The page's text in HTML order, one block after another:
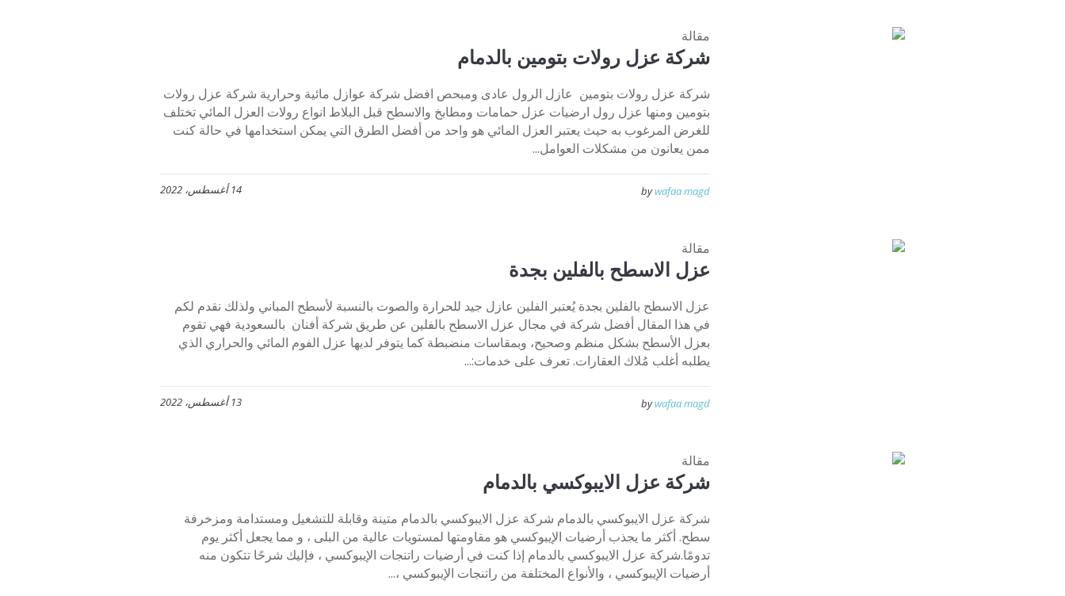
مقالة
شركة عزل رولات بتومين بالدمام
شركة عزل رولات بتومين عازل الرول عادى ومبحص افضل شركة عوازل مائية وحرارية شركة عزل رولات
بتومين ومنها عزل رول ارضيات عزل حمامات ومطابخ والاسطح قبل البلاط انواع رولات العزل المائي تختلف
للغرض المرغوب به حيث يعتبر العزل المائي هو واحد من أفضل الطرق التي يمكن استخدامها في حالة كنت
ممن يعانون من مشكلات العوامل...
14 أغسطس، 2022 bywafaa magd
مقالة
عزل الاسطح بالفلين بجدة
عزل الاسطح بالفلين بجدة يُعتبر الفلين عازل جيد للحرارة والصوت بالنسبة لأسطح المباني ولذلك نقدم لكم
في هذا المقال أفضل شركة في مجال عزل الاسطح بالفلين عن طريق شركة أفنان بالسعودية فهي تقوم
بعزل الأسطح بشكل منظم وصحيح، وبمقاسات منضبطة كما يتوفر لديها عزل الفوم المائي والحراري الذي
يطلبه أغلب مُلاك العقارات. تعرف على خدمات:...
13 أغسطس، 2022 bywafaa magd
مقالة
شركة عزل الايبوكسي بالدمام
شركة عزل الايبوكسي بالدمام شركة عزل الايبوكسي بالدمام متينة وقابلة للتشغيل ومستدامة ومزخرفة
سطح. أكثر ما يجذب أرضيات الإيبوكسي هو مقاومتها لمستويات عالية من البلى ، و مما يجعل أكثر يوم
تدومًا.شركة عزل الايبوكسي بالدمام إذا كنت في أرضيات راتنجات الإيبوكسي ، فإليك شرحًا تتكون منه
أرضيات الإيبوكسي ، والأنواع المختلفة من راتنجات الإيبوكسي ،...